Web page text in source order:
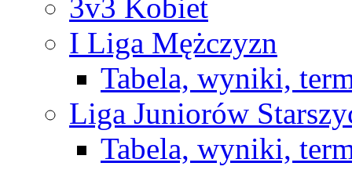
3v3 Kobiet
I Liga Mężczyzn
Tabela, wyniki,
Liga Juniorów
Tabela, wyniki,